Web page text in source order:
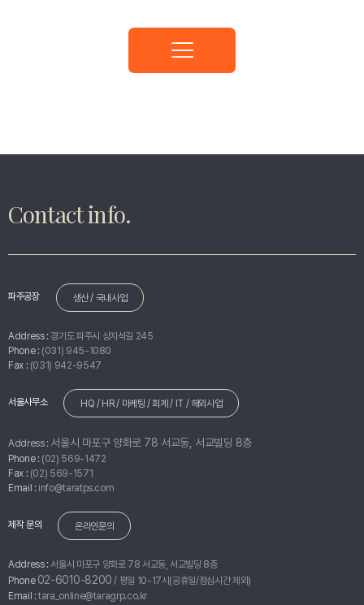
Contact info.
파주공장 생산 / 국내사업
Address : 경기도 파주시 상지석길 245
Phone : (031) 945-1080
Fax : (031) 942-9547
서울사무소 HQ / HR / 마케팅 / 회계 / IT / 해외사업
Address : 서울시 마포구 양화로 78 서교동, 서교빌딩 8층
Phone : (02) 569-1472
Fax : (02) 569-1571
Email : info@taratps.com
제작 문의 온라인문의
Address : 서울시 마포구 양화로 78 서교동, 서교빌딩 8층
Phone 02-6010-8200 / 평일 10-17시(공휴일/점심시간 제외)
Email : tara_online@taragrp.co.kr